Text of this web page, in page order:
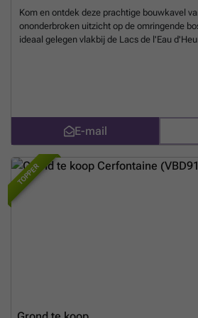
Kom en ontdek deze prachtige bouwkavel
ononderbroken uitzicht op de omringende
ideaal gelegen vlakbij de Lacs de l'Eau
villa met panoramisch uitzicht aan de
ongeveer 20 meter en diepte van ongeveer
blootstelling. BIEDEN VANAF € 60.000.
E-mail
TOPPER